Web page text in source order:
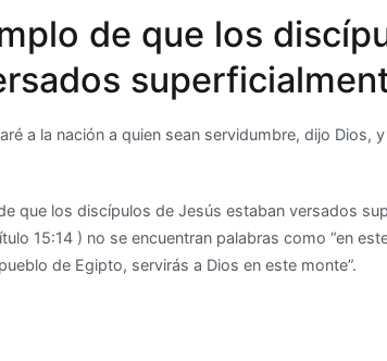
de que los
a la nación a quien sean servidumbre, dijo Dios,
que los discípulos de Jesús estaban versados
15:14 ) no se encuentran palabras como “en
de Egipto, servirás a Dios en este monte”.